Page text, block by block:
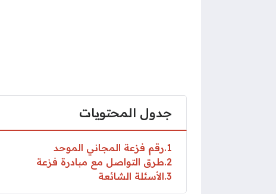
جدول المحتويات
1 رقم فزعة المجاني الموحد
2 طرق التواصل مع مبادرة فزعة
3 الأسئلة الشائعة